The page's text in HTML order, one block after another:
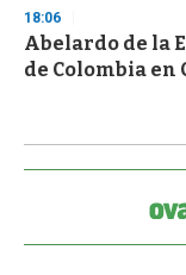
18:06
Abelardo de la
de Colombia en